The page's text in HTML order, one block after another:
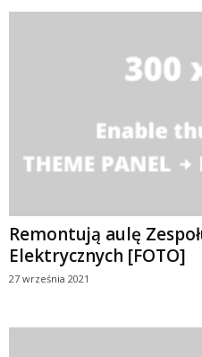
Remontują aulę
Elektrycznych [FOTO]
27 września 2021